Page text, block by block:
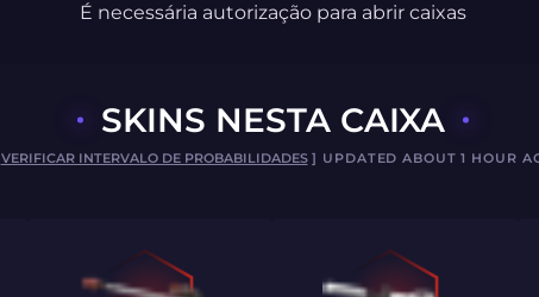
É necessária autorização para abrir caixas
SKINS NESTA CAIXA
VERIFICAR INTERVALO DE PROBABILIDADES] UPDATED ABOUT 1 HOUR